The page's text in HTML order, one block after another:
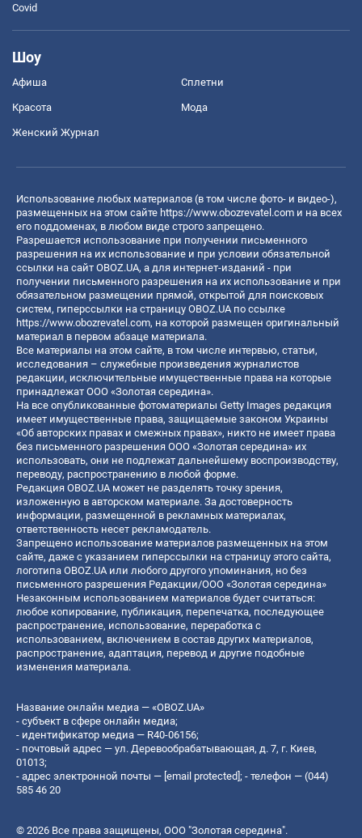
Covid
Шоу
Афиша Сплетни
Красота Мода
Женский Журнал
Использование любых материалов (в том числе фото- и видео-),
размещенных на этом сайте https://www.obozrevatel.com и на всех
его поддоменах, в любом виде строго запрещено.
Разрешается использование при получении письменного
разрешения на их использование и при условии обязательной
ссылки на сайт OBOZ.UA, а для интернет-изданий - при
получении письменного разрешения на их использование и при
обязательном размещении прямой, открытой для поисковых
систем, гиперссылки на страницу OBOZ.UA по ссылке
https://www.obozrevatel.com, на которой размещен оригинальный
материал в первом абзаце материала.
Все материалы на этом сайте, в том числе интервью, статьи,
исследования – служебные произведения журналистов
редакции, исключительные имущественные права на которые
принадлежат ООО «Золотая середина».
На все опубликованные фотоматериалы Getty Images редакция
имеет имущественные права, защищаемые законом Украины
«Об авторских правах и смежных правах», никто не имеет права
без письменного разрешения ООО «Золотая середина» их
использовать, они не подлежат дальнейшему воспроизводству,
переводу, распространению в любой форме.
Редакция OBOZ.UA может не разделять точку зрения,
изложенную в авторском материале. За достоверность
информации, размещенной в рекламных материалах,
ответственность несет рекламодатель.
Запрещено использование материалов размещенных на этом
сайте, даже с указанием гиперссылки на страницу этого сайта,
логотипа OBOZ.UA или любого другого упоминания, но без
письменного разрешения Редакции/ООО «Золотая середина»
Незаконным использованием материалов будет считаться:
любое копирование, публикация, перепечатка, последующее
распространение, использование, переработка с
использованием, включением в состав других материалов,
распространение, адаптация, перевод и другие подобные
изменения материала.
Название онлайн медиа — «OBOZ.UA»
- субъект в сфере онлайн медиа;
- идентификатор медиа — R40-06156;
- почтовый адрес — ул. Деревообрабатывающая, д. 7, г. Киев,
01013;
- адрес электронной почты — [email protected]; - телефон — (044)
585 46 20
© 2026 Все права защищены, ООО "Золотая середина".